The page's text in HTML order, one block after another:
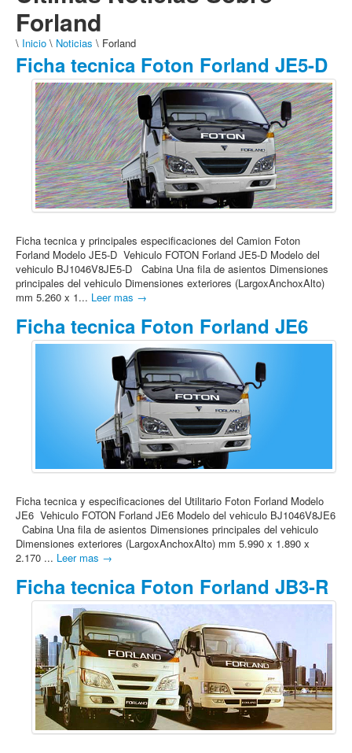
Forland
\ Inicio \ Noticias \ Forland
Ficha tecnica Foton Forland JE5-D
Ficha tecnica y principales especificaciones del Camion Foton
Forland Modelo JE5-D Vehiculo FOTON Forland JE5-D Modelo del
vehiculo BJ1046V8JE5-D Cabina Una fila de asientos Dimensiones
principales del vehiculo Dimensiones exteriores (LargoxAnchoxAlto)
mm 5.260 x 1... Leer mas →
Ficha tecnica Foton Forland JE6
Ficha tecnica y especificaciones del Utilitario Foton Forland Modelo
JE6 Vehiculo FOTON Forland JE6 Modelo del vehiculo BJ1046V8JE6
Cabina Una fila de asientos Dimensiones principales del vehiculo
Dimensiones exteriores (LargoxAnchoxAlto) mm 5.990 x 1.890 x
2.170 ... Leer mas →
Ficha tecnica Foton Forland JB3-R